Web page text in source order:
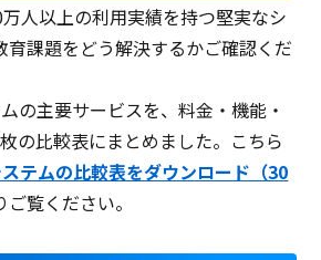
人以上の利用実績を持つ堅実なシ
育課題をどう解決するかご確認くだ
の主要サービスを、料金・機能・
の比較表にまとめました。こちら
テムの比較表をダウンロード（30
覧ください。